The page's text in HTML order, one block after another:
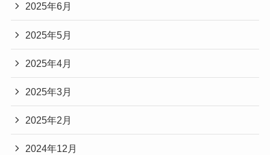
2025年6月
2025年5月
2025年4月
2025年3月
2025年2月
2024年12月